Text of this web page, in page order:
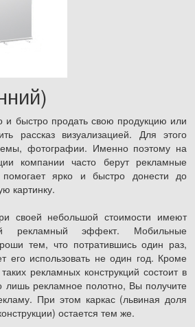
и быстро продать свою продукцию или
рассказ визуализацией. Для этого
фотографии. Именно поэтому на
компании часто берут рекламные
помогает ярко и быстро донести до
картинку.
своей небольшой стоимости имеют
рекламный эффект. Мобильные
тем, что потратившись один раз,
его использовать не один год. Кроме
рекламных конструкций состоит в
лишь рекламное полотно, Вы получите
При этом каркас (львиная доля
остается тем же.